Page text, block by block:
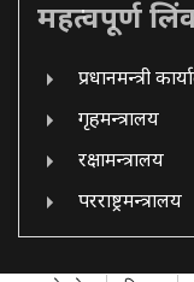
महत्वपूर्ण
प्रधानमन्त्री
गृहमन्त्रालय
रक्षामन्त्रालय
परराष्ट्रमन्त्रालय